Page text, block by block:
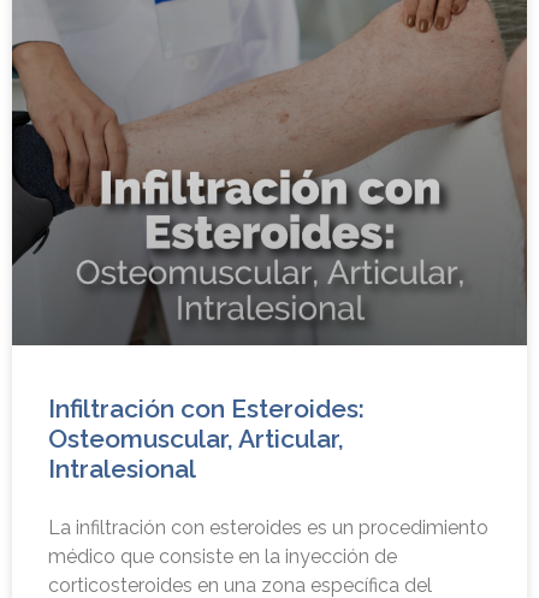
Infiltración con Esteroides:
Osteomuscular, Articular,
Intralesional
La infiltración con esteroides es un procedimiento
médico que consiste en la inyección de
corticosteroides en una zona específica del